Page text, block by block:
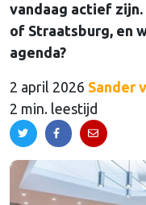
vandaag actief
of Straatsburg, en
agenda?
2 april 2026 Sander
2 min. leestijd